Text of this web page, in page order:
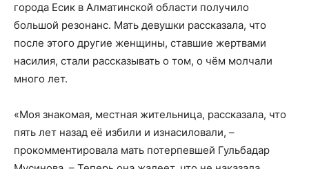
города Есик в Алматинской области получило
большой резонанс. Мать девушки рассказала, что
после этого другие женщины, ставшие жертвами
насилия, стали рассказывать о том, о чём молчали
много лет.
«Моя знакомая, местная жительница, рассказала, что
пять лет назад её избили и изнасиловали, –
прокомментировала мать потерпевшей Гульбадар